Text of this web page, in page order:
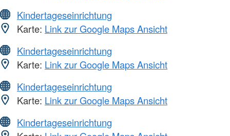
Kindertageseinrichtung
Karte: Link zur Google Maps Ansicht
Kindertageseinrichtung
Karte: Link zur Google Maps Ansicht
Kindertageseinrichtung
Karte: Link zur Google Maps Ansicht
Kindertageseinrichtung